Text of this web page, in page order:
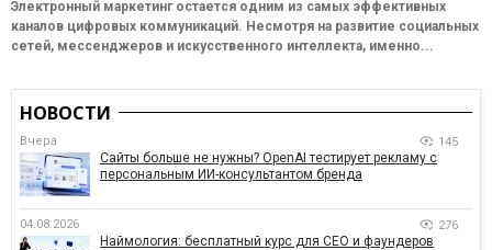
Электронный маркетинг остается одним из самых эффективных
каналов цифровых коммуникаций. Несмотря на развитие социальных
сетей, мессенджеров и искусственного интеллекта, именно...
НОВОСТИ
Вчера 145
Сайты больше не нужны? OpenAI тестирует рекламу с
персональным ИИ-консультантом бренда
04.08.2026 276
Наймология: бесплатный курс для CEO и фаундеров